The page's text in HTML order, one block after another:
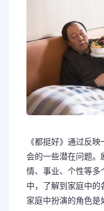
《都挺好》通过反
会的一些潜在问题。
情、事业、个性等多
中，了解到家庭中的
家庭中扮演的角色是